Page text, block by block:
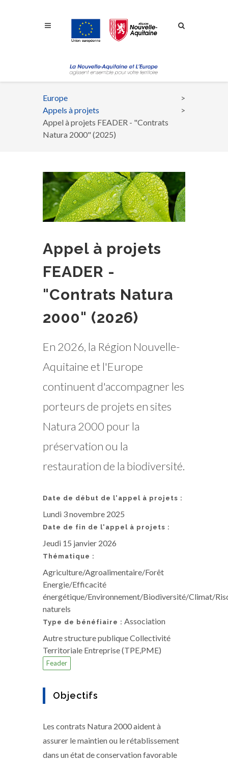
Fil
d'Ariane
Europe
Appels à projets
Appel à projets FEADER - "Contrats
Natura 2000" (2025)
Appel à projets
FEADER -
"Contrats Natura
2000" (2026)
En 2026, la Région Nouvelle-
Aquitaine et l'Europe
continuent d'accompagner les
porteurs de projets en sites
Natura 2000 pour la
préservation ou la
restauration de la biodiversité.
Date de début de l'appel à projets :
Lundi 3 novembre 2025
Date de fin de l'appel à projets :
Jeudi 15 janvier 2026
Thématique :
Agriculture/Agroalimentaire/Forêt
Energie/Efficacité
énergétique/Environnement/Biodiversité/Climat/
naturels
Type de bénéfiaire : Association
Autre structure publique Collectivité
Territoriale Entreprise (TPE,PME)
Feader
Objectifs
Les contrats Natura 2000 aident à
assurer le maintien ou le rétablissement
dans un état de conservation favorable